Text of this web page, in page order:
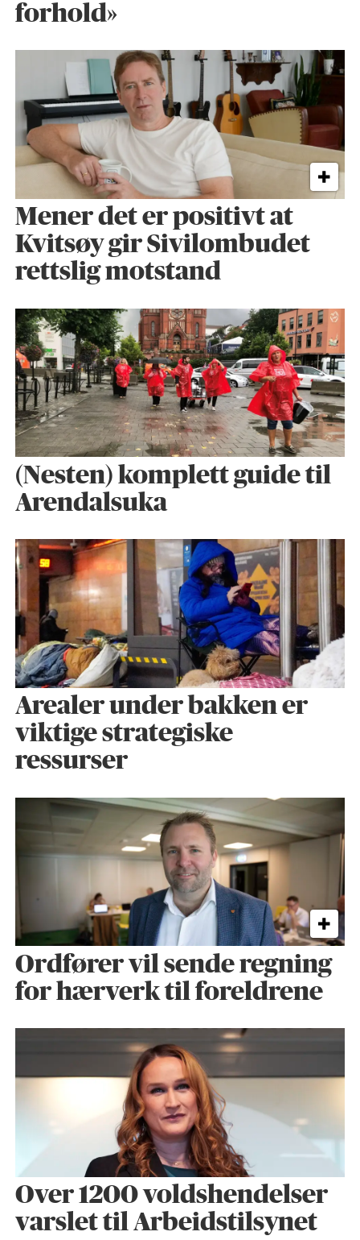
forhold»
Mener det er positivt at
Kvitsøy gir Sivilombudet
rettslig motstand
(Nesten) komplett guide til
Arendalsuka
Arealer under bakken er
viktige strategiske
ressurser
Ordfører vil sende regning
for hærverk til foreldrene
Over 1200 voldshendelser
varslet til Arbeidstilsynet